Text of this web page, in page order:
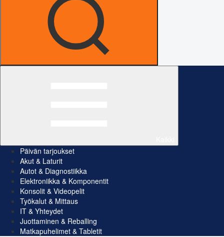
Päivän tarjoukset
Akut & Laturit
Autot & Diagnostiikka
Elektroniikka & Komponentit
Konsolit & Videopelit
Työkalut & Mittaus
IT & Yhteydet
Juottaminen & Reballing
Matkapuhelimet & Tabletit